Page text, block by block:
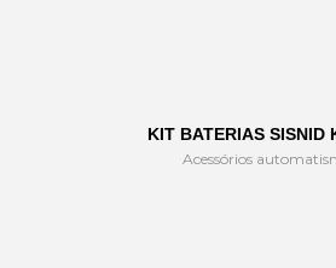
KIT BATERIAS SISNID
Acessórios